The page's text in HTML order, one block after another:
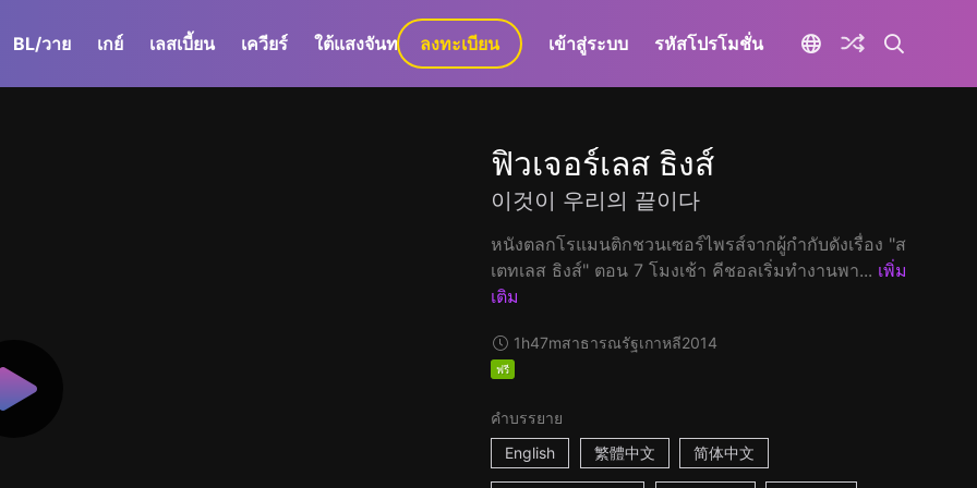
BL/วาย เกย์ เลสเบี้ยน เควียร์ ใต้แสงจันทร์ GaLa+
ลงทะเบียน เข้าสู่ระบบ รหัสโปรโมชั่น
ฟิวเจอร์เลส ธิงส์
이것이 우리의 끝이다
หนังตลกโรแมนติกชวนเซอร์ไพรส์จากผู้กำกับดังเรื่อง "ส
เตทเลส ธิงส์" ตอน 7 โมงเช้า คีชอลเริ่มทำงานพา... เพิ่ม
เติม
1h47mสาธารณรัฐเกาหลี2014
ฟรี
คำบรรยาย
English
繁體中文 简体中文